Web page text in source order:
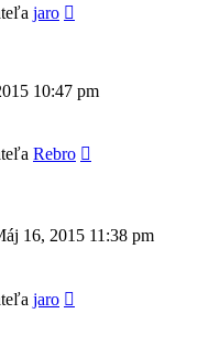
jaro
10:47 pm
Rebro
16, 2015 11:38 pm
jaro